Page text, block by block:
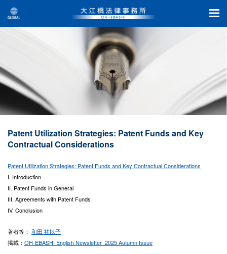
Patent Utilization Strategies: Patent Funds and Key
Contractual Considerations
Patent Utilization Strategies: Patent Funds and Key Contractual Considerations
I. Introduction
II. Patent Funds in General
III. Agreements with Patent Funds
IV. Conclusion
著者等： 和田 祐以子
掲載： OH-EBASHI English Newsletter_2025 Autumn Issue